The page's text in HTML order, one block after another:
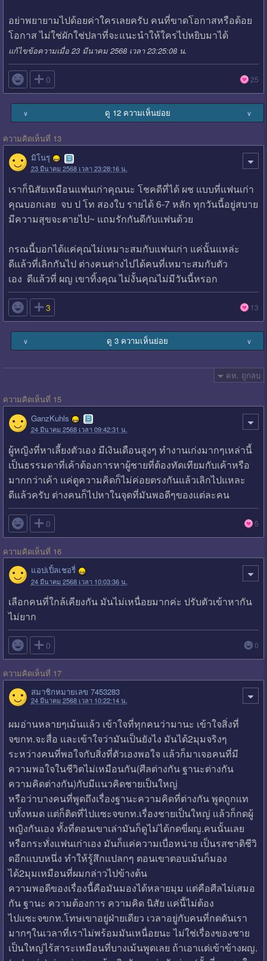
อย่าพยายามไปด้อยค่าใครเลยครับ คนที่ขาดโอกาสหรือด้อย
โอกาส ไม่ใช่ผักใช่ปลาที่จะแนะนำให้ใครไปหยิบมาได้
แก้ไขข้อความเมื่อ 23 มีนาคม 2568 เวลา 23:25:08 น.
 0 25
∨ ดู 12 ความเห็นย่อย ∨
ความคิดเห็นที่ 13
มิโนรุ
23 มีนาคม 2568 เวลา 23:28:16 น.
เราก็นิสัยเหมือนแฟนเก่าคุณนะ โชคดีที่ได้ ผช แบบที่แฟนเก่า
คุณบอกเลย จบ ป โท สองใบ รายได้ 6-7 หลัก ทุกวันนี้อยู่สบาย
มีความสุขจะตายไป~ แถมรักกันดีกับแฟนด้วย
กรณนี้บอกได้แค่คุณไม่เหมาะสมกับแฟนเก่า แค่นั้นแหล่ะ
ดีแล้วที่เลิกกันไป ต่างคนต่างไปได้คนที่เหมาะสมกับตัว
เอง ดีแล้วที่ ผญ​ เขาทิ้งคุณ ไม่งั้นคุณไม่มีวันนี้หรอก
 3 13
∨ ดู 3 ความเห็นย่อย ∨
คห. ถูกลบ
ความคิดเห็นที่ 15
GanzKuhls
24 มีนาคม 2568 เวลา 09:42:31 น.
ผู้หญิงที่หาเลี้ยงตัวเอง มีเงินเดือนสูงๆ ทำงานเก่งมากๆเหล่านี้
เป็นธรรมดาที่เค้าต้องการหาผู้ชายที่ต้องทัดเทียมกับเค้าหรือ
มากกว่าเค้า แค่ดูความคิดก็ไม่ค่อยตรงกันแล้วเลิกไปแหละ
ดีแล้วครับ ต่างคนก็ไปหาในจุดที่มันพอดีๆของแต่ละคน
 0 5
ความคิดเห็นที่ 16
แอปเปิ้ลเชอรี่
24 มีนาคม 2568 เวลา 10:03:36 น.
เลือกคนที่ใกล้เคียงกัน มันไม่เหนื่อยมากค่ะ ปรับตัวเข้าหากัน
ไม่ยาก
 0 0
ความคิดเห็นที่ 17
สมาชิกหมายเลข 7453283
24 มีนาคม 2568 เวลา 10:22:14 น.
ผมอ่านหลายๆเม้นเเล้ว เข้าใจที่ทุกคนว่ามานะ เข้าใจสิ่งที่
จขกท.จะสื่อ เเละเข้าใจว่ามันเป็นยังไง มันได้2มุมจริงๆ
ระหว่างคนที่พอใจกับสิ่งที่ตัวเองพอใจ เเล้วก็มาเจอคนที่มี
ความพอใจในชีวิตไม่เหมือนกัน(ศีลต่างกัน ฐานะต่างกัน
ความคิดต่างกัน)กับมีเเนวคิดชายเป็นใหญ่
หรือว่าบางคนที่พูดถึงเรื่องฐานะความคิดที่ต่างกัน พูดถูกเเท
บทั้งหมด เเต่ก็ติดที่ไปเเซะจขกท.เรื่องชายเป็นใหญ่ เเล้วก็กดผู้
หญิงกันเอง ทั้งที่ตอนเขาเล่ามันก็ดูไม่ได้กดขี่ผญ.คนนั้นเลย
หรือกระทั่งเเฟนเก่าเอง มันก็เเค่ความเบื่อหน่าย เป็นรสชาติชีวิ
ตอีกเเบบหนึ่ง ทำให้รู้สึกเเปลกๆ ตอนเขาตอบเม้นก็มอง
ได้2มุมเหมือนที่ผมกล่าวไปข้างต้น
ความพอดีของเรื่องนี้คือมันมองได้หลายมุม เเต่คือศีลไม่เสมอ
กัน ฐานะ ความต้องการ ความคิด นิสัย เเค่นี้ไม่ต้อง
ไปเเซะจขกท.โทษเขาอยู่ฝ่ายเดียว เวลาอยู่กับคนที่กดดันเรา
มากๆในเวลาที่เราไม่พร้อมมันเหนื่อยนะ ไม่ใช่เรื่องของชาย
เป็นใหญ่ไร้สาระเหมือนที่บางเม้นพูดเลย ถ้าเอาเเต่เข้าข้างผญ.